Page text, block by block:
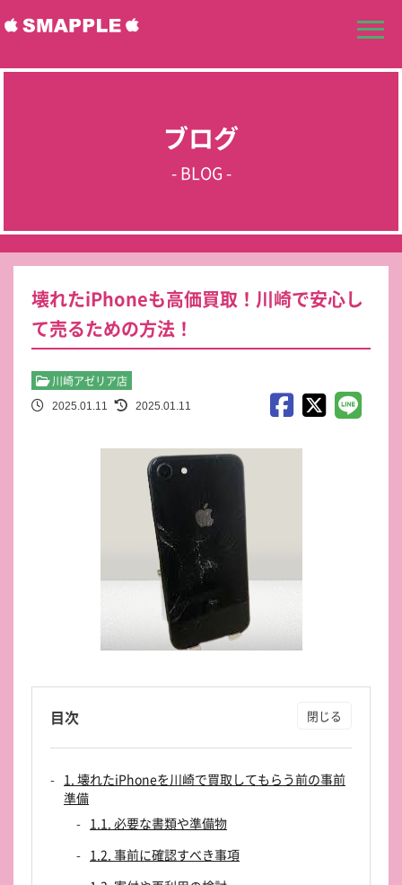
ブログ
- BLOG -
壊れたiPhoneも高価買取！川崎で安心し
て売るための方法！
川崎アゼリア店
2025.01.11 2025.01.11
目次
1. 壊れたiPhoneを川崎で買取してもらう前の事前
準備
1.1. 必要な書類や準備物
1.2. 事前に確認すべき事項